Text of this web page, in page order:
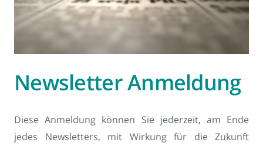
Newsletter Anmeldung
Diese Anmeldung können Sie jederzeit, am Ende
jedes Newsletters, mit Wirkung für die Zukunft